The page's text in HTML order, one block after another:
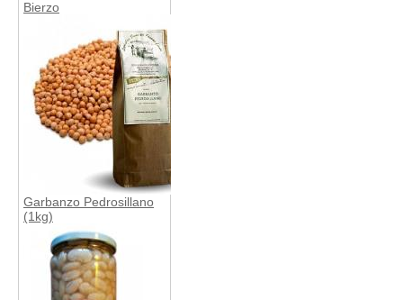
Bierzo
Garbanzo Pedrosillano
(1kg)